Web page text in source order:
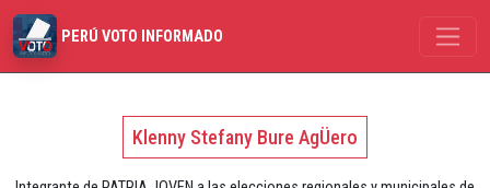
PERÚ VOTO INFORMADO
Klenny Stefany Bure AgÜero